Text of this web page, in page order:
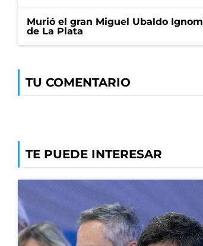
Murió el gran Miguel Ubaldo
de La Plata
TU COMENTARIO
TE PUEDE INTERESAR